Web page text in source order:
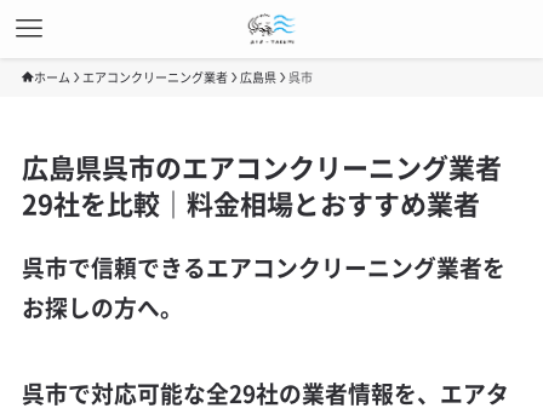
ホーム エアコンクリーニング業者 広島県 呉市
広島県呉市のエアコンクリーニング業者
29社を比較｜料金相場とおすすめ業者
呉市で信頼できるエアコンクリーニング業者を
お探しの方へ。
呉市で対応可能な全29社の業者情報を、エアタ